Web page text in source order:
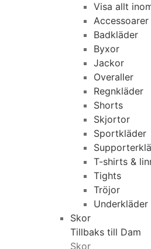
Visa allt
Accessoarer
Badkläder
Byxor
Jackor
Overaller
Regnkläder
Shorts
Skjortor
Sportkläder
T-shirts &
Tights
Tröjor
Underkläder
Skor
Tillbaks till Dam
Skor